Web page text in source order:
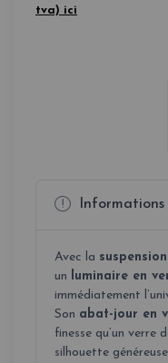
tva) ici
Informations
Avec la
un
luminaire en
immédiatement
Son abat-jour en
finesse qu’un verre
silhouette